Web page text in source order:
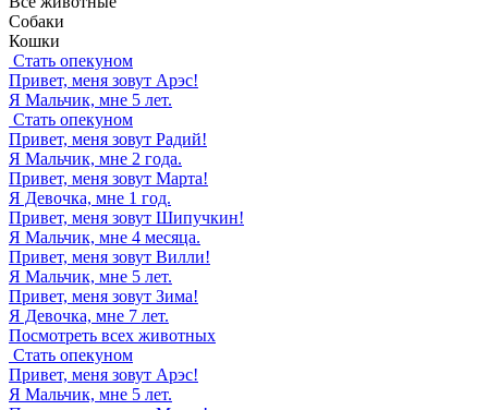
Собаки
Кошки
Стать опекуном
Привет, меня зовут Арэс!
Я Мальчик, мне 5 лет.
Стать опекуном
Привет, меня зовут Радий!
Я Мальчик, мне 2 года.
Привет, меня зовут Марта!
Я Девочка, мне 1 год.
Привет, меня зовут Шипучкин!
Я Мальчик, мне 4 месяца.
Привет, меня зовут Вилли!
Я Мальчик, мне 5 лет.
Привет, меня зовут Зима!
Я Девочка, мне 7 лет.
Посмотреть всех животных
Стать опекуном
Привет, меня зовут Арэс!
Я Мальчик, мне 5 лет.